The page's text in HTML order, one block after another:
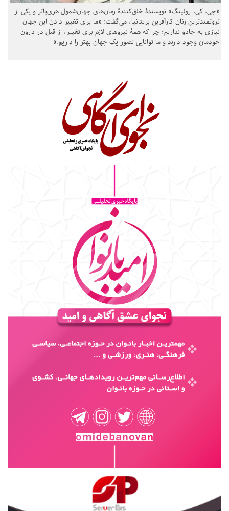
«جی. کی. رولینگ» نویسندهٔ خلق‌کنندهٔ رمان‌های جهان‌شمول هری‌پاتر و یکی از
ثروتمندترین زنان کارآفرین بریتانیا، می‌گفت: «ما برای تغییر دادن این جهان
نیازی به جادو نداریم؛ چرا که همهٔ نیروهای لازم برای تغییر، از قبل در درون
خودمان وجود دارند و ما توانایی تصور یک جهان بهتر را داریم.»